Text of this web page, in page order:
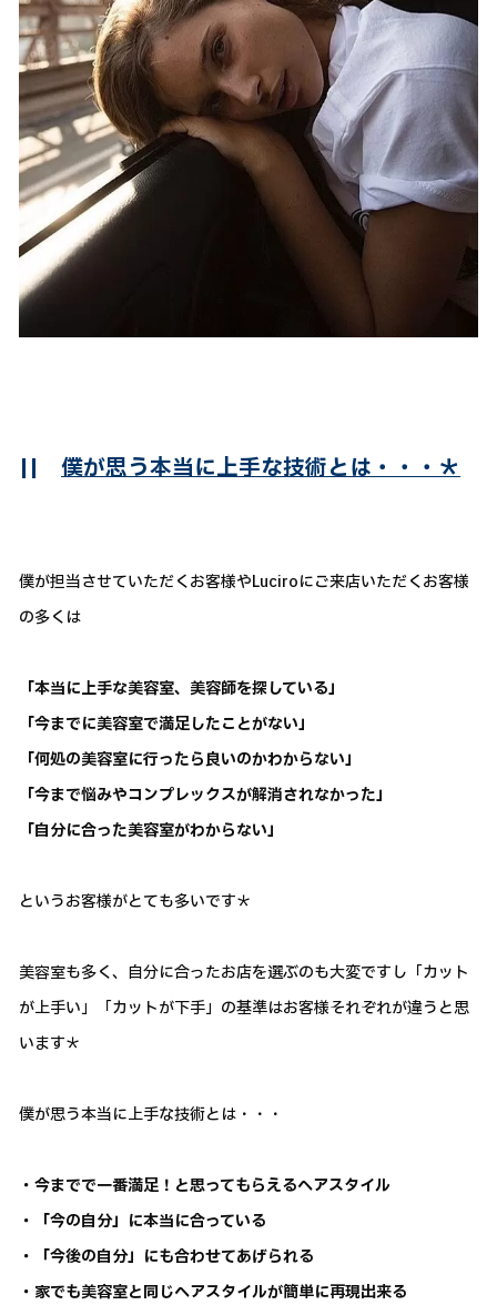
|| 僕が思う本当に上手な技術とは・・・＊
僕が担当させていただくお客様やLuciroにご来店いただくお客様
の多くは
「本当に上手な美容室、美容師を探している」
「今までに美容室で満足したことがない」
「何処の美容室に行ったら良いのかわからない」
「今まで悩みやコンプレックスが解消されなかった」
「自分に合った美容室がわからない」
というお客様がとても多いです＊
美容室も多く、自分に合ったお店を選ぶのも大変ですし「カット
が上手い」「カットが下手」の基準はお客様それぞれが違うと思
います＊
僕が思う本当に上手な技術とは・・・
・今までで一番満足！と思ってもらえるヘアスタイル
・「今の自分」に本当に合っている
・「今後の自分」にも合わせてあげられる
・家でも美容室と同じヘアスタイルが簡単に再現出来る